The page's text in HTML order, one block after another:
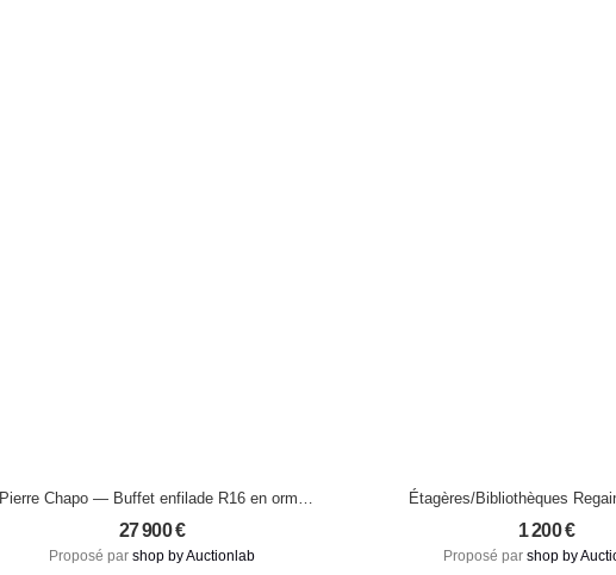
Pierre Chapo — Buffet enfilade R16 en orme
massif, quatre portes
27 900€
Proposé par shop by Auctionlab
Étagères/Bibliothèques
Chapo – circa 1974
1 200€
Proposé par shop by